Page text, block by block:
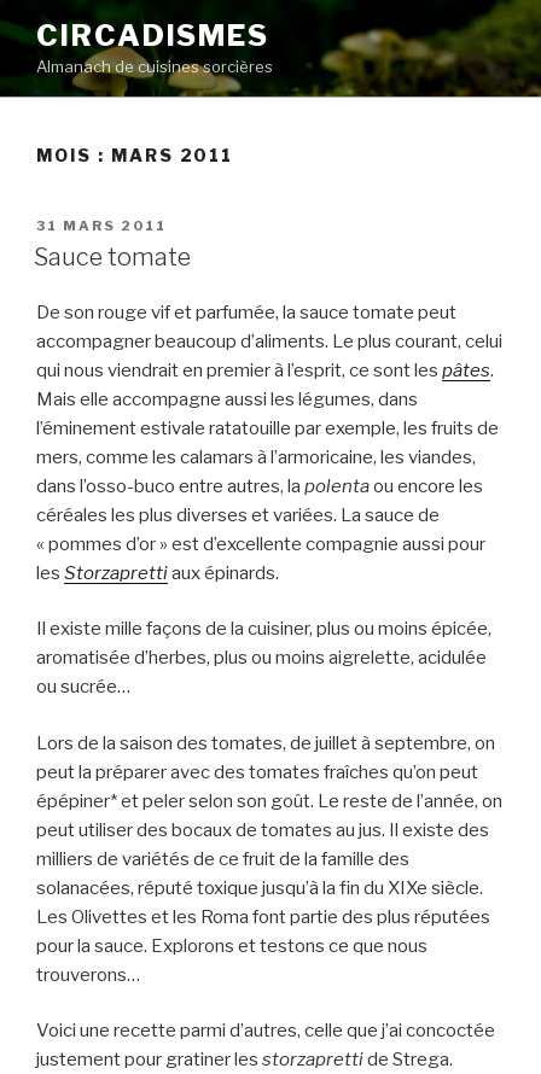
au
contenu
principal
CIRCADISMES
Almanach de cuisines sorcières
MOIS : MARS 2011
PUBLIÉ
LE
31 MARS 2011
Sauce tomate
De son rouge vif et parfumée, la sauce tomate peut
accompagner beaucoup d’aliments. Le plus courant, celui
qui nous viendrait en premier à l’esprit, ce sont les pâtes.
Mais elle accompagne aussi les légumes, dans
l’éminement estivale ratatouille par exemple, les fruits de
mers, comme les calamars à l’armoricaine, les viandes,
dans l’osso-buco entre autres, la polentaou encore les
céréales les plus diverses et variées. La sauce de
« pommes d’or » est d’excellente compagnie aussi pour
les Storzaprettiaux épinards.
Il existe mille façons de la cuisiner, plus ou moins épicée,
aromatisée d’herbes, plus ou moins aigrelette, acidulée
ou sucrée…
Lors de la saison des tomates, de juillet à septembre, on
peut la préparer avec des tomates fraîches qu’on peut
épépiner* et peler selon son goût. Le reste de l’année, on
peut utiliser des bocaux de tomates au jus. Il existe des
milliers de variétés de ce fruit de la famille des
solanacées, réputé toxique jusqu’à la fin du XIXe siècle.
Les Olivettes et les Roma font partie des plus réputées
pour la sauce. Explorons et testons ce que nous
trouverons…
Voici une recette parmi d’autres, celle que j’ai concoctée
justement pour gratiner les storzaprettide Strega.